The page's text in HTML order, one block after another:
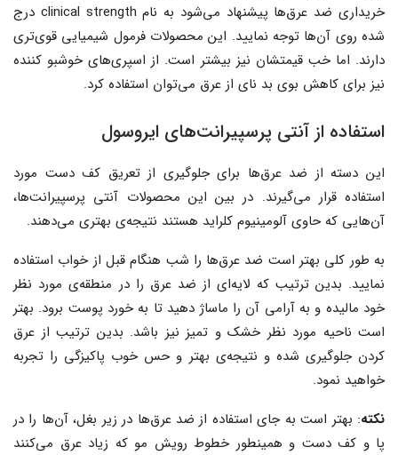
خریداری ضد عرق‌ها پیشنهاد می‌شود به نام clinical strength درج
شده روی آن‌ها توجه نمایید. این محصولات فرمول شیمیایی قوی‌تری
دارند. اما خب قیمتشان نیز بیشتر است. از اسپری‌های خوشبو کننده
نیز برای کاهش بوی بد نای از عرق می‌توان استفاده کرد.
استفاده از آنتی پرسپیرانت‌های ایروسول
این دسته از ضد عرق‌ها برای جلوگیری از تعریق کف دست مورد
استفاده قرار می‌گیرند. در بین این محصولات آنتی پرسپیرانت‌ها،
آن‌هایی که حاوی آلومینیوم کلراید هستند نتیجه‌ی بهتری می‌دهند.
به طور کلی بهتر است ضد عرق‌ها را شب هنگام قبل از خواب استفاده
نمایید. بدین ترتیب که لایه‌ای از ضد عرق را در منطقه‌ی مورد نظر
خود مالیده و به آرامی آن را ماساژ دهید تا به خورد پوست برود. بهتر
است ناحیه مورد نظر خشک و تمیز نیز باشد. بدین ترتیب از عرق
کردن جلوگیری شده و نتیجه‌ی بهتر و حس خوب پاکیزگی را تجربه
خواهید نمود.
نکته: بهتر است به جای استفاده از ضد عرق‌ها در زیر بغل، آن‌ها را در
پا و کف دست و همینطور خطوط رویش مو که زیاد عرق می‌کنند